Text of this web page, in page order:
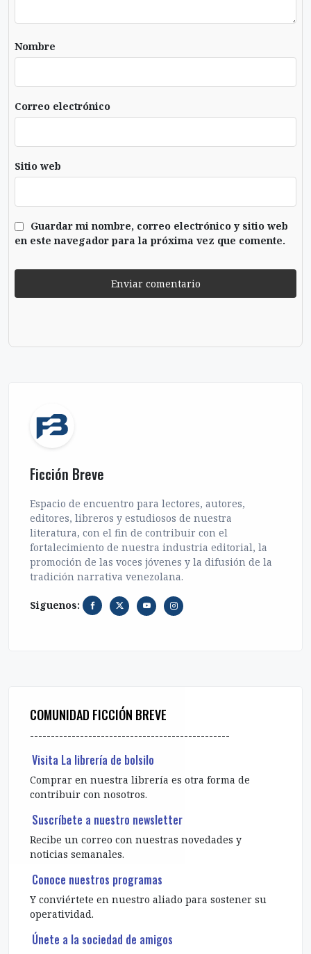
Nombre
Correo electrónico
Sitio web
Guardar mi nombre, correo electrónico y sitio web
en este navegador para la próxima vez que comente.
Ficción Breve
Espacio de encuentro para lectores, autores,
editores, libreros y estudiosos de nuestra
literatura, con el fin de contribuir con el
fortalecimiento de nuestra industria editorial, la
promoción de las voces jóvenes y la difusión de la
tradición narrativa venezolana.
Siguenos:
COMUNIDAD FICCIÓN BREVE
------------------------------------------------
Visita La librería de bolsilo
Comprar en nuestra librería es otra forma de
contribuir con nosotros.
Suscríbete a nuestro newsletter
Recibe un correo con nuestras novedades y
noticias semanales.
Conoce nuestros programas
Y conviértete en nuestro aliado para sostener su
operatividad.
Únete a la sociedad de amigos